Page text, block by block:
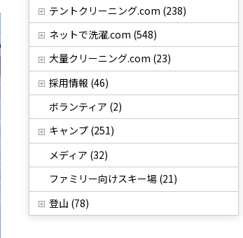
テントクリーニング.com (238)
ネットで洗濯.com (548)
大量クリーニング.com (23)
採用情報 (46)
ボランティア (2)
キャンプ (251)
メディア (32)
ファミリー向けスキー場 (21)
登山 (78)